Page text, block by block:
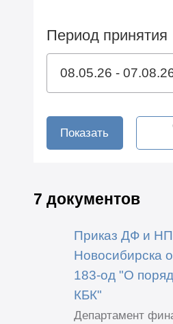
Период принятия
Показать
7 документов
Приказ ДФ и
Новосибирска
183-од "О
КБК"
Департамент